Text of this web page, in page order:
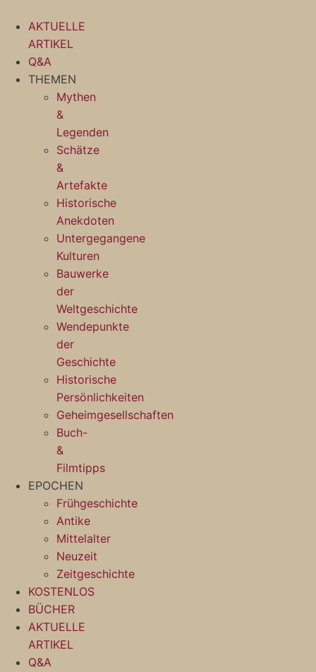
Inhalt
springen
AKTUELLE
ARTIKEL
Q&A
THEMEN
Mythen
&
Legenden
Schätze
&
Artefakte
Historische
Anekdoten
Untergegangene
Kulturen
Bauwerke
der
Weltgeschichte
Wendepunkte
der
Geschichte
Historische
Persönlichkeiten
Geheimgesellschaften
Buch-
&
Filmtipps
EPOCHEN
Frühgeschichte
Antike
Mittelalter
Neuzeit
Zeitgeschichte
KOSTENLOS
BÜCHER
AKTUELLE
ARTIKEL
Q&A